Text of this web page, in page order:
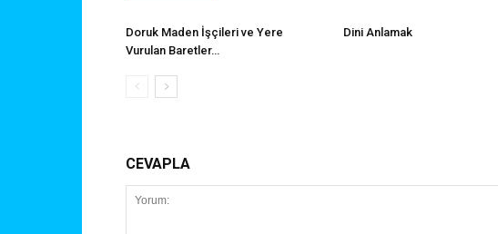
Doruk Maden İşçileri ve Yere
Vurulan Baretler…
Dini Anlamak
CEVAPLA